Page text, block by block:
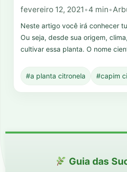
fevereiro 12, 2021•4 min•
Neste artigo você irá conhecer
Ou seja, desde sua origem,
cultivar essa planta. O nome
#a planta citronela #capim
Guia das